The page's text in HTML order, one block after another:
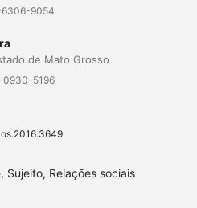
9054
de Mato Grosso
5196
Sujeito, Relações sociais